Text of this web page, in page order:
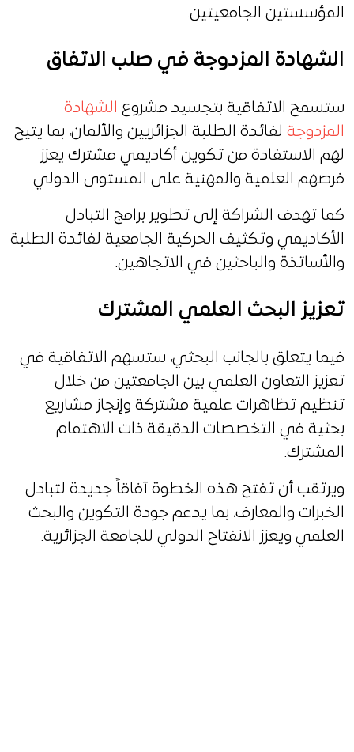
المؤسستين الجامعيتين.
الشهادة المزدوجة في صلب الاتفاق
ستسمح الاتفاقية بتجسيد مشروع الشهادة
المزدوجة لفائدة الطلبة الجزائريين والألمان، بما يتيح
لهم الاستفادة من تكوين أكاديمي مشترك يعزز
فرصهم العلمية والمهنية على المستوى الدولي.
كما تهدف الشراكة إلى تطوير برامج التبادل
الأكاديمي وتكثيف الحركية الجامعية لفائدة الطلبة
والأساتذة والباحثين في الاتجاهين.
تعزيز البحث العلمي المشترك
فيما يتعلق بالجانب البحثي، ستسهم الاتفاقية في
تعزيز التعاون العلمي بين الجامعتين من خلال
تنظيم تظاهرات علمية مشتركة وإنجاز مشاريع
بحثية في التخصصات الدقيقة ذات الاهتمام
المشترك.
ويرتقب أن تفتح هذه الخطوة آفاقاً جديدة لتبادل
الخبرات والمعارف، بما يدعم جودة التكوين والبحث
العلمي ويعزز الانفتاح الدولي للجامعة الجزائرية.